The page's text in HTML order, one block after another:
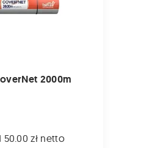
2000m
zł netto